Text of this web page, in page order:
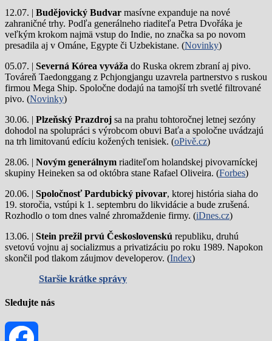
12.07. | Budějovický Budvar masívne expanduje na nové
zahraničné trhy. Podľa generálneho riaditeľa Petra Dvořáka je
veľkým krokom najmä vstup do Indie, no značka sa po novom
presadila aj v Ománe, Egypte či Uzbekistane. (Novinky)
05.07. | Severná Kórea vyváža do Ruska okrem zbraní aj pivo.
Továreň Taedonggang z Pchjongjangu uzavrela partnerstvo s ruskou
firmou Mega Ship. Spoločne dodajú na tamojší trh svetlé filtrované
pivo. (Novinky)
30.06. | Plzeňský Prazdroj sa na prahu tohtoročnej letnej sezóny
dohodol na spolupráci s výrobcom obuvi Baťa a spoločne uvádzajú
na trh limitovanú edíciu kožených tenisiek. (oPivě.cz)
28.06. | Novým generálnym riaditeľom holandskej pivovarníckej
skupiny Heineken sa od októbra stane Rafael Oliveira. (Forbes)
20.06. | Spoločnosť Pardubický pivovar, ktorej história siaha do
19. storočia, vstúpi k 1. septembru do likvidácie a bude zrušená.
Rozhodlo o tom dnes valné zhromaždenie firmy. (iDnes.cz)
13.06. | Stein prežil prvú Československú republiku, druhú
svetovú vojnu aj socializmus a privatizáciu po roku 1989. Napokon
skončil pod tlakom záujmov developerov. (Index)
Staršie krátke správy
Sledujte nás